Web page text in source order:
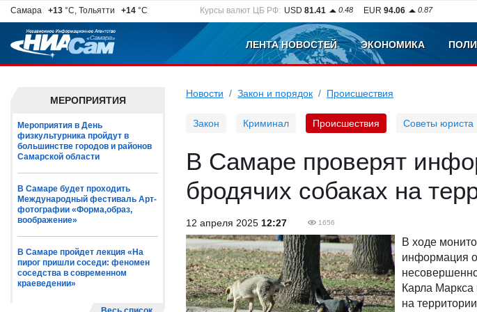
Самара +13 °C, Тольятти +14 °C Курсы валют ЦБ РФ: USD 81.41 0.48 EUR 94.06 0.87
ЛЕНТА НОВОСТЕЙ ЭКОНОМИКА
МЕРОПРИЯТИЯ
Мероприятия в День
физкультурника пройдут в
большинстве городов и районов
Самарской области
В Самаре будет проходить
Международный фестиваль Арт-
фотографии «Форма,образ,
воображение»
В Самаре пройдет лекция «На
пирог пришли соседи: феномен
соседства в современном
краеведении»
Новости Закон и порядок Происшествия
Закон Криминал Происшествия Советы юриста
В Самаре проверят
бродячих собаках на
12 апреля 2025 12:27 1656
В ходе
информация
Карла Маркса
на